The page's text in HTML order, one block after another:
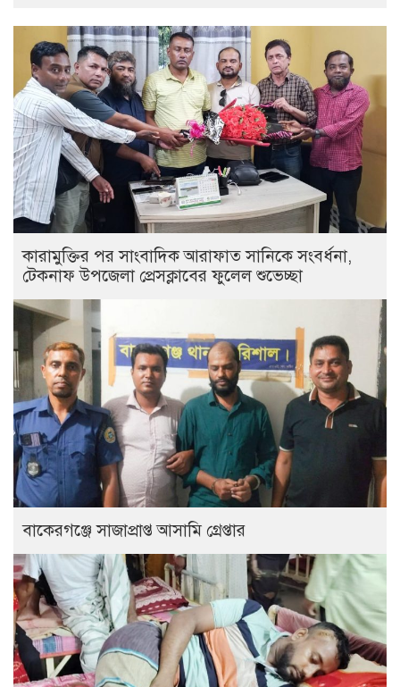
কারামুক্তির পর সাংবাদিক আরাফাত সানিকে সংবর্ধনা,
টেকনাফ উপজেলা প্রেসক্লাবের ফুলেল শুভেচ্ছা
বাকেরগঞ্জে সাজাপ্রাপ্ত আসামি গ্রেপ্তার